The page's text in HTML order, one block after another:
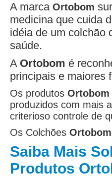
A marca Ortobom
medicina que cuida
idéia de um colchão
saúde.
A Ortobom é
principais e maiores
Os produtos Ortobom
produzidos com mais
criterioso controle de
Os Colchões Ortobom
Saiba Mais
Produtos